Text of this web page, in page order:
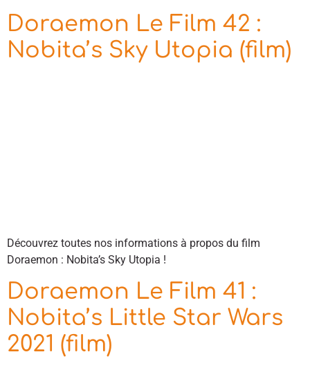
Doraemon Le Film 42 :
Nobita’s Sky Utopia (film)
Découvrez toutes nos informations à propos du film
Doraemon : Nobita’s Sky Utopia !
Doraemon Le Film 41 :
Nobita’s Little Star Wars
2021 (film)